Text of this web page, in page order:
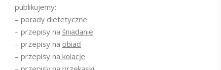
publikujemy:
– porady dietetyczne
– przepisy na śniadanie
– przepisy na obiad
– przepisy na kolacje